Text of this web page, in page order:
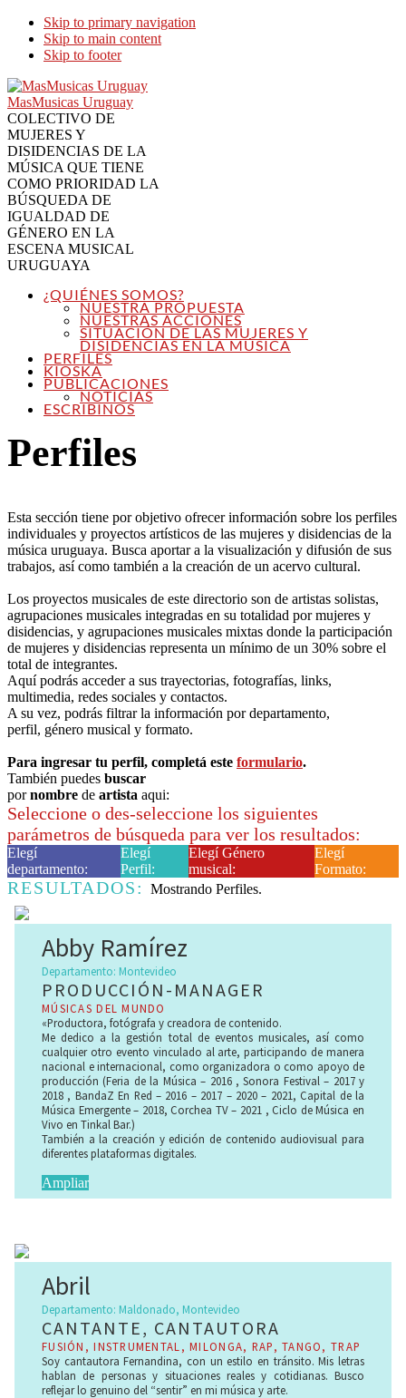
Skip to primary navigation
Skip to main content
Skip to footer
MasMusicas Uruguay
COLECTIVO DE
MUJERES Y
DISIDENCIAS DE LA
MÚSICA QUE TIENE
COMO PRIORIDAD LA
BÚSQUEDA DE
IGUALDAD DE
GÉNERO EN LA
ESCENA MUSICAL
URUGUAYA
¿QUIÉNES SOMOS?
NUESTRA PROPUESTA
NUESTRAS ACCIONES
SITUACIÓN DE LAS MUJERES Y
DISIDENCIAS EN LA MÚSICA
PERFILES
KIOSKA
PUBLICACIONES
NOTICIAS
ESCRIBINOS
Perfiles
Esta sección tiene por objetivo ofrecer información sobre los perfiles
individuales y proyectos artísticos de las mujeres y disidencias de la
música uruguaya. Busca aportar a la visualización y difusión de sus
trabajos, así como también a la creación de un acervo cultural.
Los proyectos musicales de este directorio son de artistas solistas,
agrupaciones musicales integradas en su totalidad por mujeres y
disidencias, y agrupaciones musicales mixtas donde la participación
de mujeres y disidencias representa un mínimo de un 30% sobre el
total de integrantes.
Aquí podrás acceder a sus trayectorias, fotografías, links,
multimedia, redes sociales y contactos.
A su vez, podrás filtrar la información por departamento,
perfil, género musical y formato.
Para ingresar tu perfil, completá este formulario.
También puedes buscar
pornombre de artista aqui:
Seleccione o des-seleccione los siguientes
parámetros de búsqueda para ver los resultados:
Elegí
departamento:
Elegí
Perfil:
Elegí Género
musical:
Elegí
Formato:
RESULTADOS: Mostrando Perfiles.
Abby Ramírez
Departamento: Montevideo
PRODUCCIÓN-MANAGER
MÚSICAS DEL MUNDO
«Productora, fotógrafa y creadora de contenido.
Me dedico a la gestión total de eventos musicales, así como
cualquier otro evento vinculado al arte, participando de manera
nacional e internacional, como organizadora o como apoyo de
producción (Feria de la Música – 2016 , Sonora Festival – 2017 y
2018 , BandaZ En Red – 2016 – 2017 – 2020 – 2021, Capital de la
Música Emergente – 2018, Corchea TV – 2021 , Ciclo de Música en
Vivo en Tinkal Bar.)
También a la creación y edición de contenido audiovisual para
diferentes plataformas digitales.
Ampliar
Abril
Departamento: Maldonado, Montevideo
CANTANTE, CANTAUTORA
FUSIÓN, INSTRUMENTAL, MILONGA, RAP, TANGO, TRAP
Soy cantautora Fernandina, con un estilo en tránsito. Mis letras
hablan de personas y situaciones reales y cotidianas. Busco
reflejar lo genuino del “sentir” en mi música y arte.